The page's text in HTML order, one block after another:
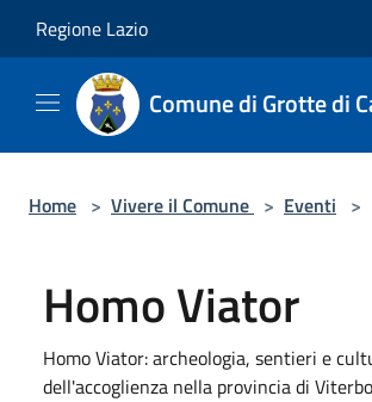
Regione Lazio
Comune di Grotte di
Home > Vivere il Comune > Eventi >
Homo Viator
Homo Viator: archeologia, sentieri e
dell'accoglienza nella provincia di Viterbo